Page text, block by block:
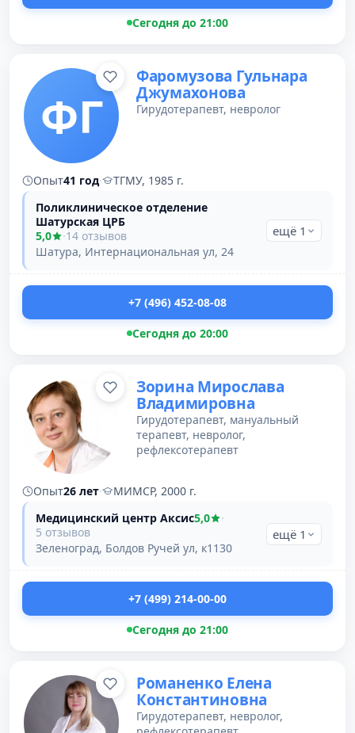
Сегодня до 21:00
ФГ
Фаромузова Гульнара
Джумахонова
Гирудотерапевт, невролог
Опыт41 год·
ТГМУ, 1985 г.
Поликлиническое отделение
Шатурская ЦРБ
5,0
·14 отзывов
Шатура, Интернациональная ул, 24
ещё 1
+7 (496) 452-08-08
Сегодня до 20:00
Зорина Мирослава
Владимировна
Гирудотерапевт, мануальный
терапевт, невролог,
рефлексотерапевт
Опыт26 лет·
МИМСР, 2000 г.
Медицинский центр Аксис5,0
·
5 отзывов
Зеленоград, Болдов Ручей ул, к1130
ещё 1
+7 (499) 214-00-00
Сегодня до 21:00
Романенко Елена
Константиновна
Гирудотерапевт, невролог,